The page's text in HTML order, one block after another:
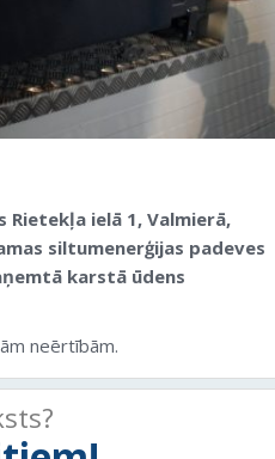
Rietekļa ielā 1, Valmierā,
siltumenerģijas padeves
karstā ūdens
neērtībām.